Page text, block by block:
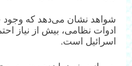
شواهد نشان می‌دهد که وجود
ادوات نظامی، بیش از نیاز
اسرائیل است.